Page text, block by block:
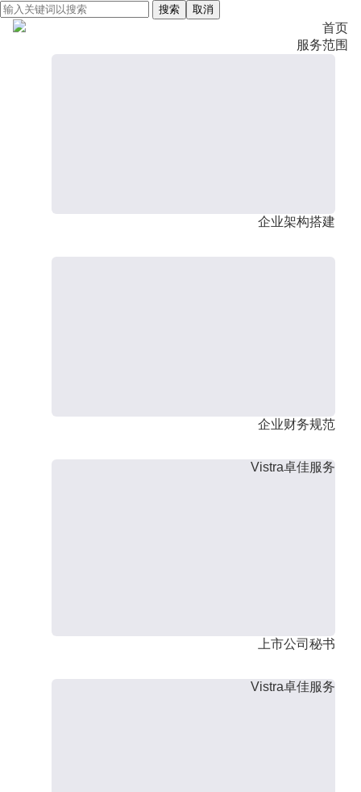
搜索 取消
首页
服务范围
企业架构搭建
企业财务规范
Vistra卓佳服务
上市公司秘书
Vistra卓佳服务